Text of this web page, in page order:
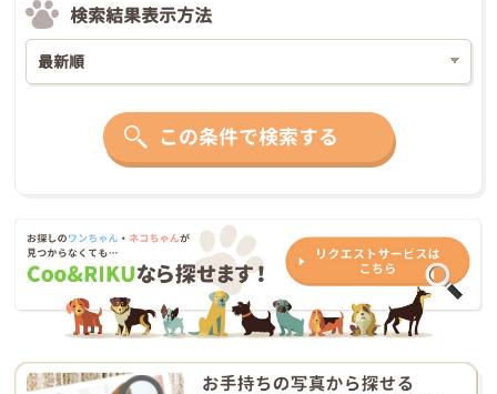
検索結果表示方法
この条件で検索する